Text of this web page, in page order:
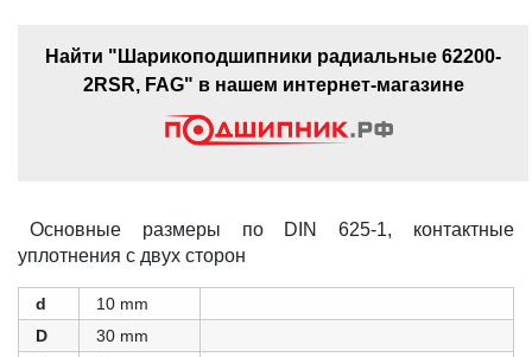
Найти "Шарикоподшипники радиальные 62200-
2RSR, FAG" в нашем интернет-магазине
Основные размеры по DIN 625-1, контактные
уплотнения с двух сторон
d
10 mm
D
30 mm